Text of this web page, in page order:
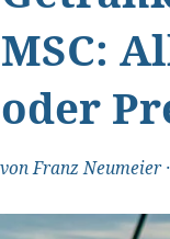
MSC:
oder
vonFranz Neumeier·